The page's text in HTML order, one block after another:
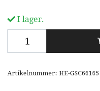
I lager.
Artikelnummer: HE-GSC66165